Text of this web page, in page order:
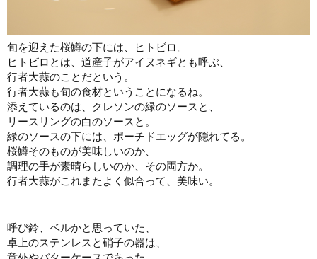
旬を迎えた桜鱒の下には、ヒトビロ。
ヒトビロとは、道産子がアイヌネギとも呼ぶ、
行者大蒜のことだという。
行者大蒜も旬の食材ということになるね。
添えているのは、クレソンの緑のソースと、
リースリングの白のソースと。
緑のソースの下には、ポーチドエッグが隠れてる。
桜鱒そのものが美味しいのか、
調理の手が素晴らしいのか、その両方か。
行者大蒜がこれまたよく似合って、美味い。
呼び鈴、ベルかと思っていた、
卓上のステンレスと硝子の器は、